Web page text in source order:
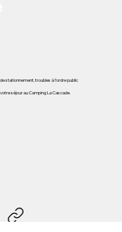
stationnement, troubles à l’ordre public
séjour au Camping La Cascade.